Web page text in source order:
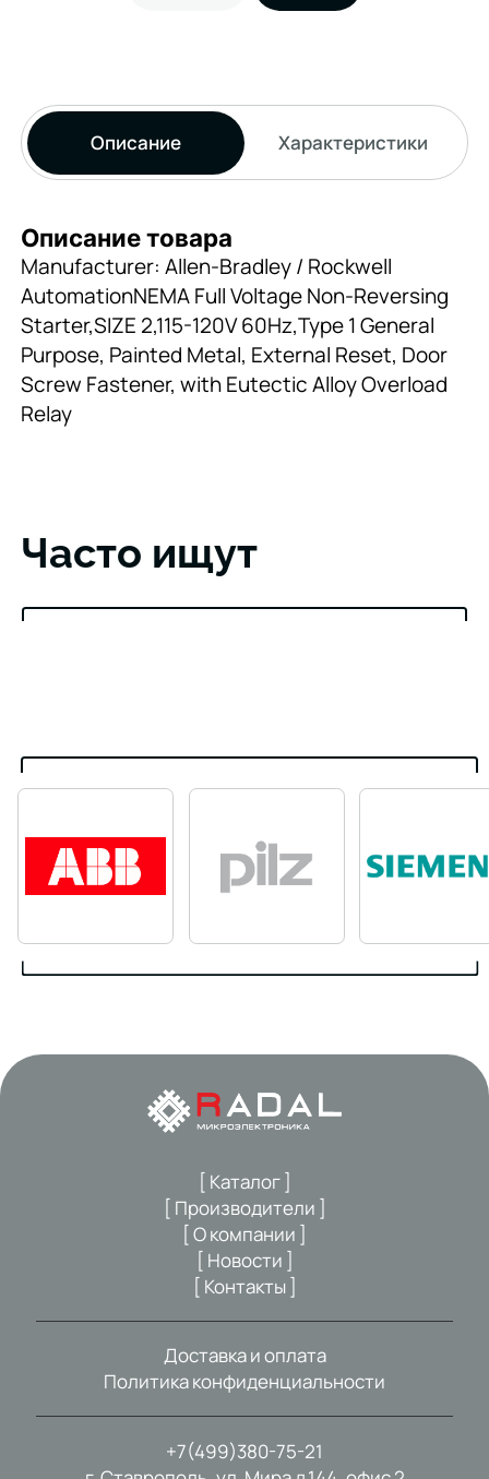
Описание Характеристики
Описание товара
Manufacturer: Allen-Bradley / Rockwell
AutomationNEMA Full Voltage Non-Reversing
Starter,SIZE 2,115-120V 60Hz,Type 1 General
Purpose, Painted Metal, External Reset, Door
Screw Fastener, with Eutectic Alloy Overload
Relay
Часто ищут
+7(499)380-75-21
[ Каталог ]
[ Производители ]
[ О компании ]
[ Новости ]
[ Контакты ]
Доставка и оплата
Политика конфиденциальности